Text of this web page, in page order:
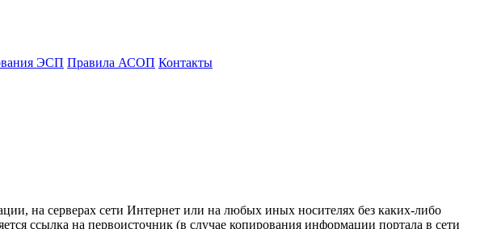
ЭСП Правила АСОП Контакты
на серверах сети Интернет или на любых иных носителях без каких-либо
ссылка на первоисточник (в случае копирования информации портала в сети